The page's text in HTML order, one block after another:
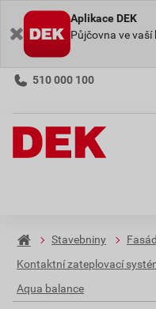
Aplikace DEK
Půjčovna ve vaší
510 000 100
Stavebniny
Kontaktní zateplovací
Aqua balance